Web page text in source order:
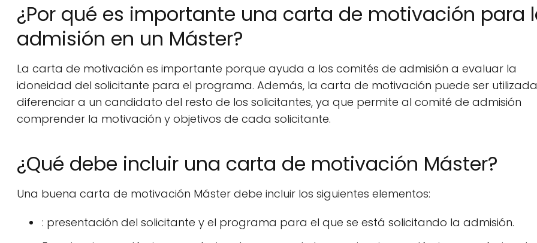
¿Por qué es importante una carta de motivación para
admisión en un Máster?
La carta de motivación es importante porque ayuda a los comités de admisión a evaluar la
idoneidad del solicitante para el programa. Además, la carta de motivación puede ser
diferenciar a un candidato del resto de los solicitantes, ya que permite al comité de admisión
comprender la motivación y objetivos de cada solicitante.
¿Qué debe incluir una carta de motivación Máster?
Una buena carta de motivación Máster debe incluir los siguientes elementos:
: presentación del solicitante y el programa para el que se está solicitando la admisión.